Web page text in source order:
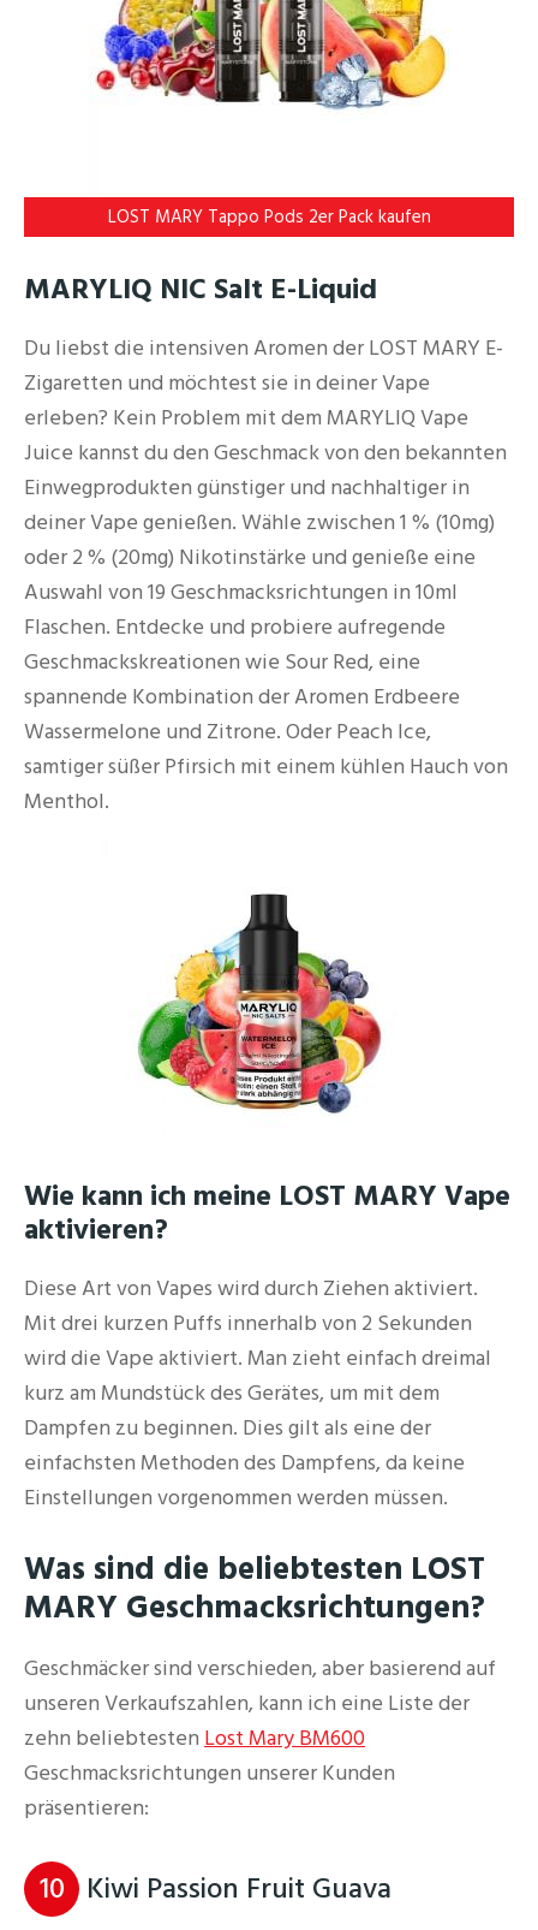
LOST MARY Tappo Pods 2er Pack kaufen
MARYLIQ NIC Salt E-Liquid
Du liebst die intensiven Aromen der LOST MARY E-
Zigaretten und möchtest sie in deiner Vape
erleben? Kein Problem mit dem MARYLIQ Vape
Juice kannst du den Geschmack von den bekannten
Einwegprodukten günstiger und nachhaltiger in
deiner Vape genießen. Wähle zwischen 1 % (10mg)
oder 2 % (20mg) Nikotinstärke und genieße eine
Auswahl von 19 Geschmacksrichtungen in 10ml
Flaschen. Entdecke und probiere aufregende
Geschmackskreationen wie Sour Red, eine
spannende Kombination der Aromen Erdbeere
Wassermelone und Zitrone. Oder Peach Ice,
samtiger süßer Pfirsich mit einem kühlen Hauch von
Menthol.
Wie kann ich meine LOST MARY Vape
aktivieren?
Diese Art von Vapes wird durch Ziehen aktiviert.
Mit drei kurzen Puffs innerhalb von 2 Sekunden
wird die Vape aktiviert. Man zieht einfach dreimal
kurz am Mundstück des Gerätes, um mit dem
Dampfen zu beginnen. Dies gilt als eine der
einfachsten Methoden des Dampfens, da keine
Einstellungen vorgenommen werden müssen.
Was sind die beliebtesten LOST
MARY Geschmacksrichtungen?
Geschmäcker sind verschieden, aber basierend auf
unseren Verkaufszahlen, kann ich eine Liste der
zehn beliebtesten Lost Mary BM600
Geschmacksrichtungen unserer Kunden
präsentieren:
10 Kiwi Passion Fruit Guava